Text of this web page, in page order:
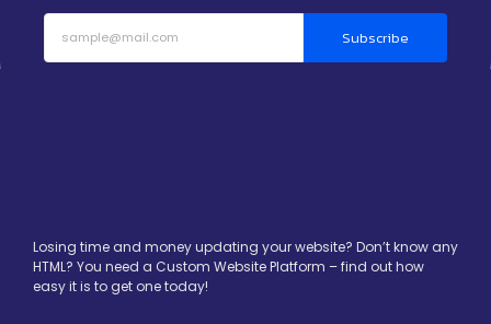
Subscribe
Losing time and money updating your website? Don’t know any
HTML? You need a Custom Website Platform – find out how
easy it is to get one today!